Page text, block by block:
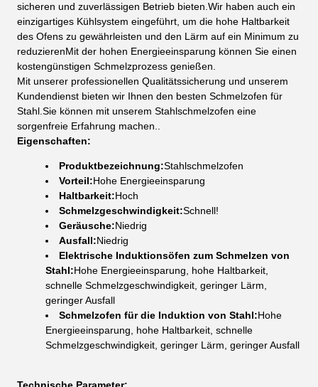
sicheren und zuverlässigen Betrieb bieten.Wir haben auch ein
einzigartiges Kühlsystem eingeführt, um die hohe Haltbarkeit
des Ofens zu gewährleisten und den Lärm auf ein Minimum zu
reduzierenMit der hohen Energieeinsparung können Sie einen
kostengünstigen Schmelzprozess genießen.
Mit unserer professionellen Qualitätssicherung und unserem
Kundendienst bieten wir Ihnen den besten Schmelzofen für
Stahl.Sie können mit unserem Stahlschmelzofen eine
sorgenfreie Erfahrung machen..
Eigenschaften:
Produktbezeichnung:Stahlschmelzofen
Vorteil:Hohe Energieeinsparung
Haltbarkeit:Hoch
Schmelzgeschwindigkeit:Schnell!
Geräusche:Niedrig
Ausfall:Niedrig
Elektrische Induktionsöfen zum Schmelzen von
Stahl:Hohe Energieeinsparung, hohe Haltbarkeit,
schnelle Schmelzgeschwindigkeit, geringer Lärm,
geringer Ausfall
Schmelzofen für die Induktion von Stahl:Hohe
Energieeinsparung, hohe Haltbarkeit, schnelle
Schmelzgeschwindigkeit, geringer Lärm, geringer Ausfall